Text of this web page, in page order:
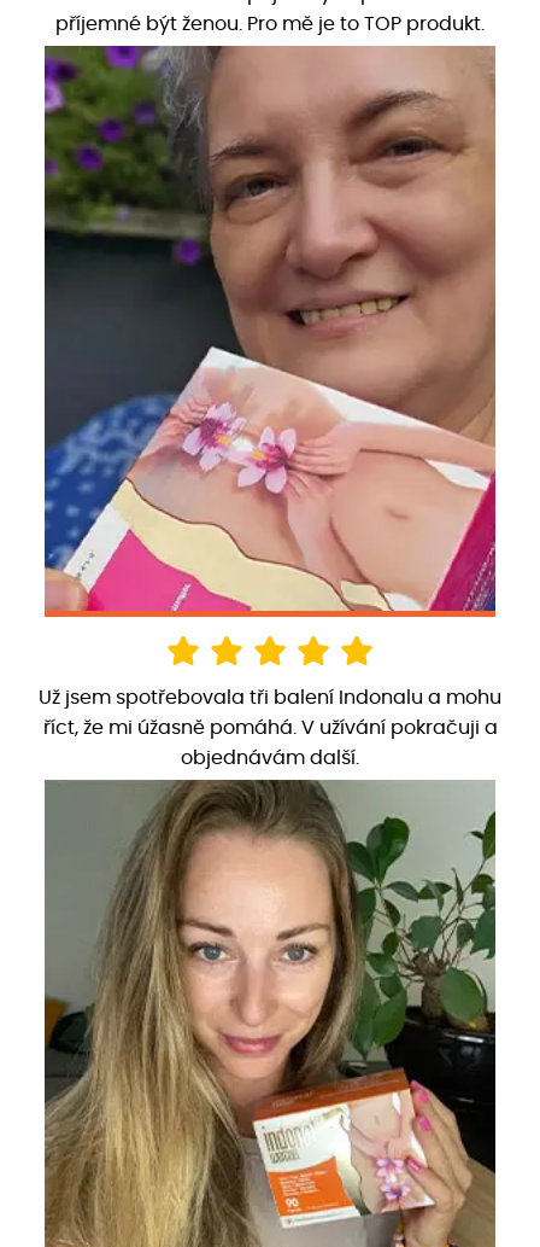
příjemné být ženou. Pro mě je to TOP produkt.
Už jsem spotřebovala tři balení Indonalu a mohu
říct, že mi úžasně pomáhá. V užívání pokračuji a
objednávám další.